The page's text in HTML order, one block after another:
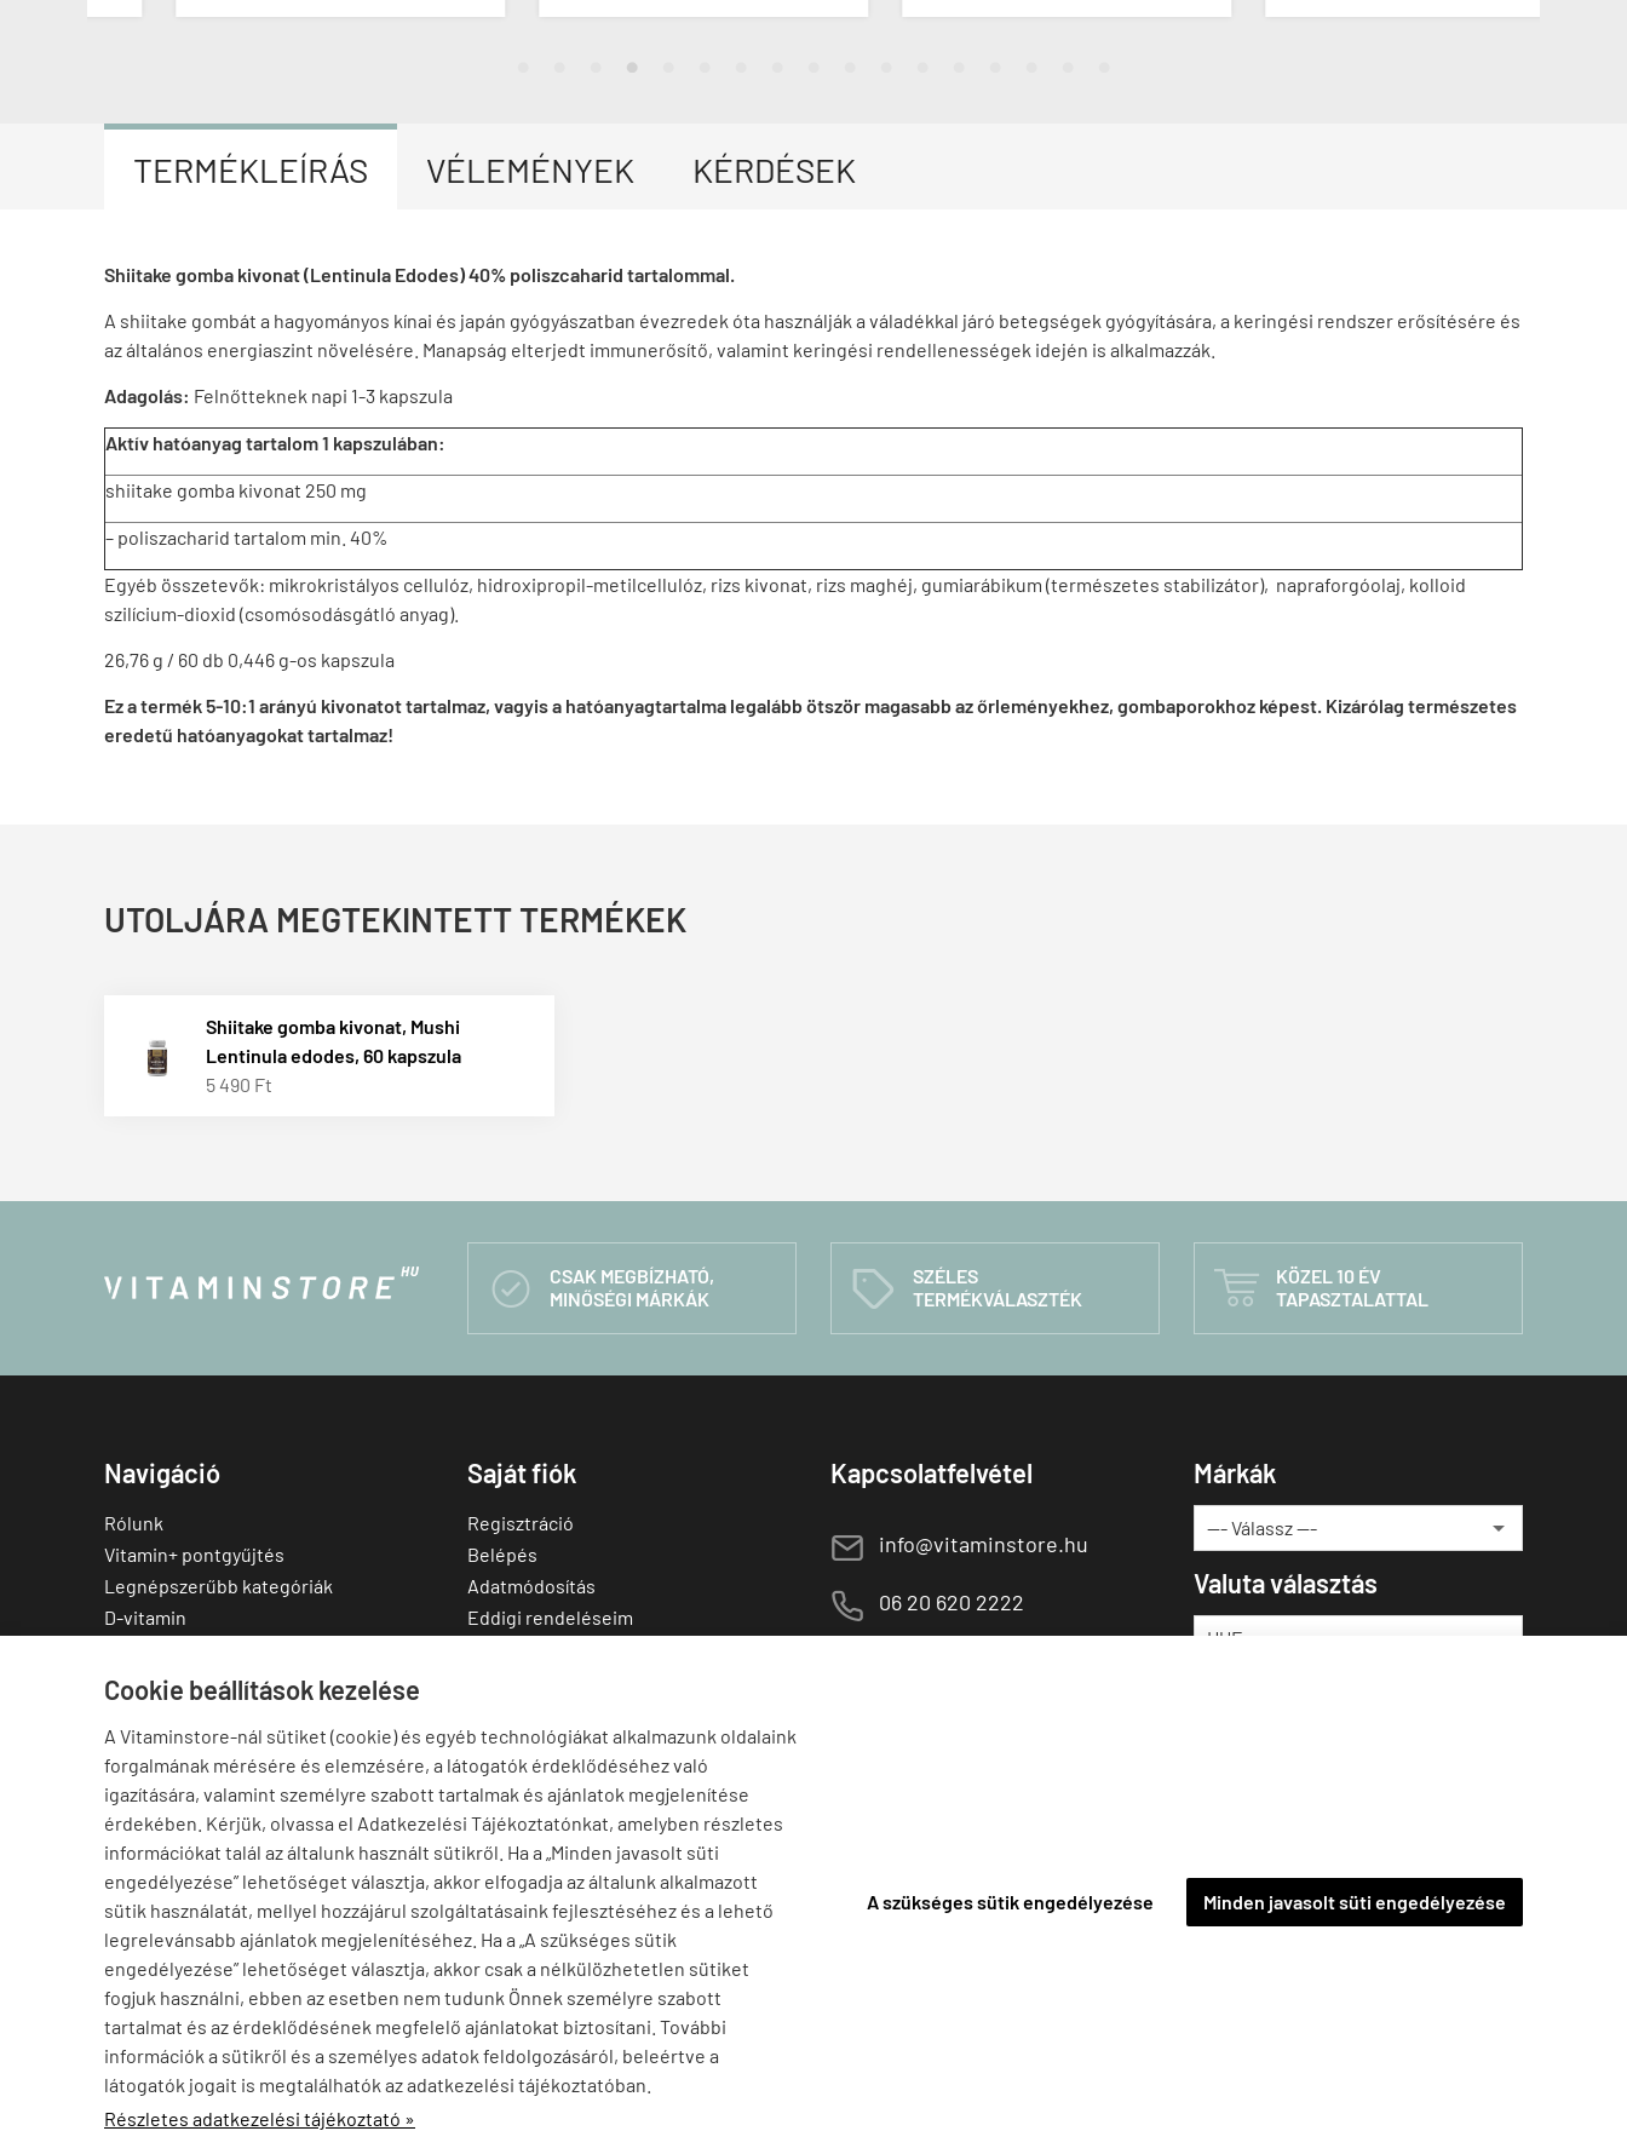
Cookie beállítások kezelése
A Vitaminstore-nál sütiket (cookie) és egyéb technológiákat alkalmazunk oldalaink
forgalmának mérésére és elemzésére, a látogatók érdeklődéséhez való
igazítására, valamint személyre szabott tartalmak és ajánlatok megjelenítése
érdekében. Kérjük, olvassa el Adatkezelési Tájékoztatónkat, amelyben részletes
információkat talál az általunk használt sütikről. Ha a „Minden javasolt süti
engedélyezése” lehetőséget választja, akkor elfogadja az általunk alkalmazott
sütik használatát, mellyel hozzájárul szolgáltatásaink fejlesztéséhez és a lehető
legrelevánsabb ajánlatok megjelenítéséhez. Ha a „A szükséges sütik
engedélyezése” lehetőséget választja, akkor csak a nélkülözhetetlen sütiket
fogjuk használni, ebben az esetben nem tudunk Önnek személyre szabott
tartalmat és az érdeklődésének megfelelő ajánlatokat biztosítani. További
információk a sütikről és a személyes adatok feldolgozásáról, beleértve a
látogatók jogait is megtalálhatók az adatkezelési tájékoztatóban.
Részletes adatkezelési tájékoztató »
A szükséges sütik engedélyezése Minden javasolt süti engedélyezése
TERMÉKLEÍRÁS VÉLEMÉNYEK KÉRDÉSEK
Shiitake gomba kivonat (Lentinula Edodes) 40% poliszcaharid tartalommal.
A shiitake gombát a hagyományos kínai és japán gyógyászatban évezredek óta használják a váladékkal járó betegségek gyógyítására, a keringési rendszer erősítésére és
az általános energiaszint növelésére. Manapság elterjedt immunerősítő, valamint keringési rendellenességek idején is alkalmazzák.
Adagolás: Felnőtteknek napi 1-3 kapszula
Aktív hatóanyag tartalom 1 kapszulában:
shiitake gomba kivonat 250 mg
– poliszacharid tartalom min. 40%
Egyéb összetevők: mikrokristályos cellulóz, hidroxipropil-metilcellulóz, rizs kivonat, rizs maghéj, gumiarábikum (természetes stabilizátor), napraforgóolaj, kolloid
szilícium-dioxid (csomósodásgátló anyag).
26,76 g / 60 db 0,446 g-os kapszula
Ez a termék 5-10:1 arányú kivonatot tartalmaz, vagyis a hatóanyagtartalma legalább ötször magasabb az őrleményekhez, gombaporokhoz képest. Kizárólag természetes
eredetű hatóanyagokat tartalmaz!
UTOLJÁRA MEGTEKINTETT TERMÉKEK
Shiitake gomba kivonat, Mushi
Lentinula edodes, 60 kapszula
5 490 Ft

CSAK MEGBÍZHATÓ,
MINŐSÉGI MÁRKÁK
C
SZÉLES
TERMÉKVÁLASZTÉK

KÖZEL 10 ÉV
TAPASZTALATTAL
Navigáció
Rólunk
Vitamin+ pontgyűjtés
Legnépszerűbb kategóriák
D-vitamin
Multivitamin
Cink
Omega-3
Ashwagandha
Elállás a szerződéstől
Saját fiók
Regisztráció
Belépés
Adatmódosítás
Eddigi rendeléseim
Kapcsolatfelvétel
E info@vitaminstore.hu
M 06 20 620 2222
Márkák
Valuta választás
vitaminstore.hu - Vitaminstore / Gymstore Hungary-ÁSZF-Adatkezelési tájékoztató
Ajánlott termék
Oregánó 450 mg, Swanson Full Spectrum Oregano, 90 kapszula
Részletek »